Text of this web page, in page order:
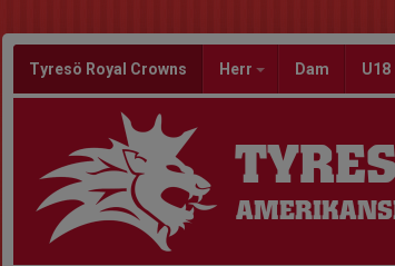
Tyresö Royal Crowns Herr Dam U18